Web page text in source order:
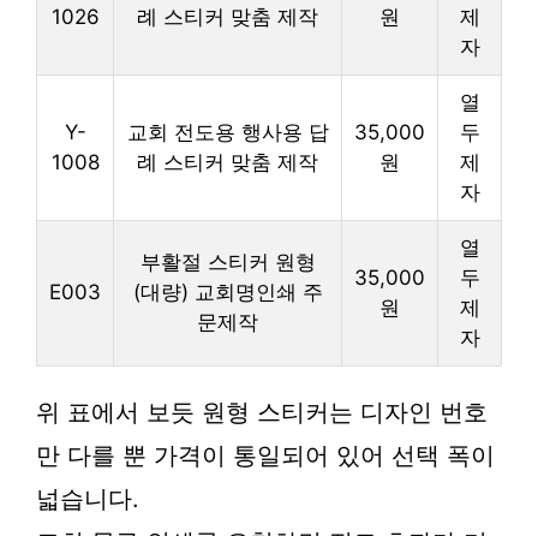
1026
례 스티커 맞춤 제작
원
제
자
Y-
1008
교회 전도용 행사용 답
례 스티커 맞춤 제작
35,000
원
열
두
제
자
E003
부활절 스티커 원형
(대량) 교회명인쇄 주
문제작
35,000
원
열
두
제
자
위 표에서 보듯 원형 스티커는 디자인 번호
만 다를 뿐 가격이 통일되어 있어 선택 폭이
넓습니다.